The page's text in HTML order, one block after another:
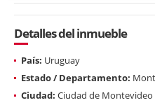
Detalles del inmueble
País: Uruguay
Estado / Departamento:
Ciudad: Ciudad de Montevideo